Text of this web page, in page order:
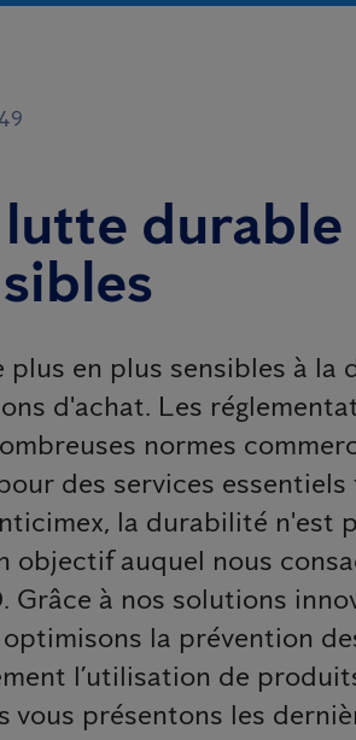
durable
en plus sensibles à la
d'achat. Les
normes
des services
la durabilité n'est
objectif auquel nous
Grâce à nos solutions
optimisons la prévention
l’utilisation de
vous présentons les